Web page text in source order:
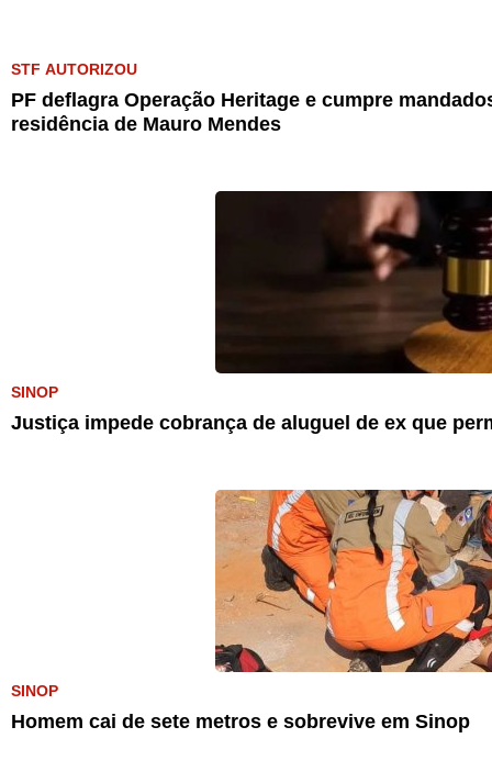
STF AUTORIZOU
PF deflagra Operação Heritage e cumpre
residência de Mauro Mendes
SINOP
Justiça impede cobrança de aluguel de ex que
SINOP
Homem cai de sete metros e sobrevive em Sinop